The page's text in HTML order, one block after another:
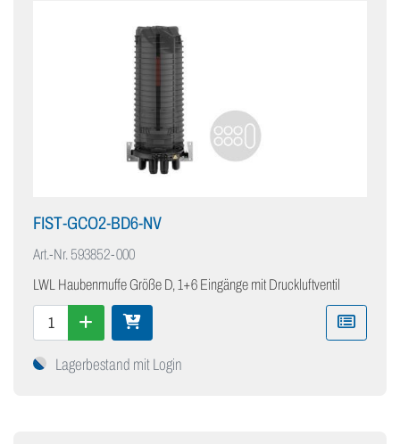
FIST-GCO2-BD6-NV
Art.-Nr. 593852-000
LWL Haubenmuffe Größe D, 1+6 Eingänge mit Druckluftventil
Lagerbestand mit Login